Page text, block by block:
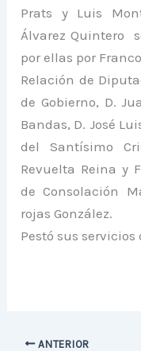
Prats y Luis
Álvarez Quintero
por ellas por
Relación de
de Gobierno, D.
Bandas, D. José
del Santísimo
Revuelta Reina y
de Consolación
rojas González.
Pestó sus
ANTERIOR